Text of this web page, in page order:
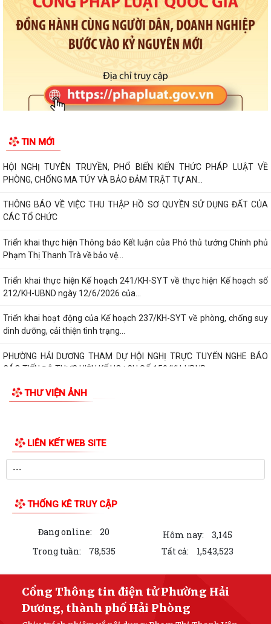
TIN MỚI
HỘI NGHỊ TUYÊN TRUYỀN, PHỔ BIẾN KIẾN THỨC PHÁP LUẬT VỀ
PHÒNG, CHỐNG MA TÚY VÀ BẢO ĐẢM TRẬT TỰ AN...
THÔNG BÁO VỀ VIỆC THU THẬP HỒ SƠ QUYỀN SỬ DỤNG ĐẤT CỦA
CÁC TỔ CHỨC
Triển khai thực hiện Thông báo Kết luận của Phó thủ tướng Chính phủ
Phạm Thị Thanh Trà về bảo vệ...
Triển khai thực hiện Kế hoạch 241/KH-SYT về thực hiện Kế hoạch số
212/KH-UBND ngày 12/6/2026 của...
Triển khai hoạt động của Kế hoạch 237/KH-SYT về phòng, chống suy
dinh dưỡng, cải thiện tình trạng...
PHƯỜNG HẢI DƯƠNG THAM DỰ HỘI NGHỊ TRỰC TUYẾN NGHE BÁO
CÁO TIẾN ĐỘ THỰC HIỆN KẾ HOẠCH SỐ 150/KH-UBND
THƯ VIỆN ẢNH
LIÊN KẾT WEB SITE